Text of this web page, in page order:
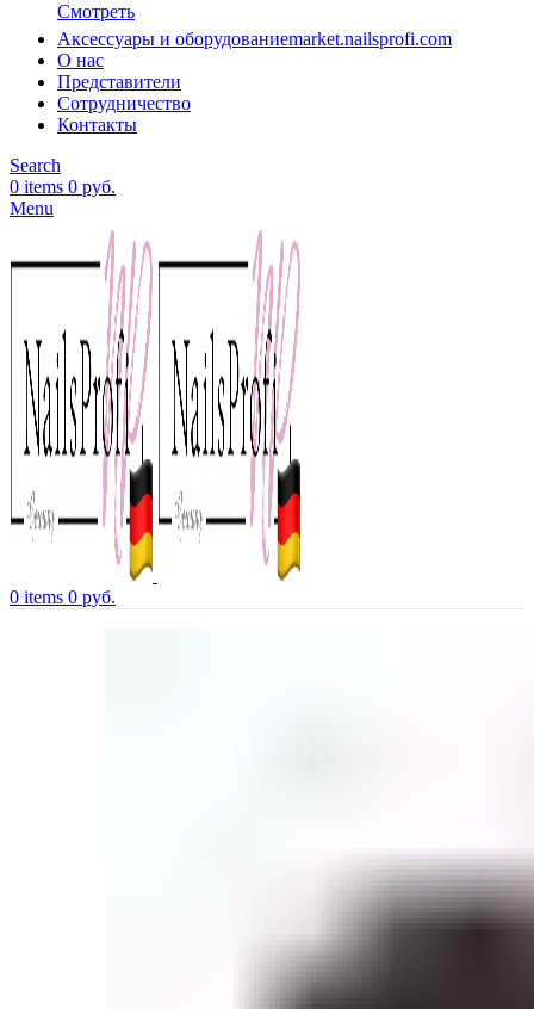
Смотреть
Аксессуары и оборудованиеmarket.nailsprofi.com
О нас
Представители
Сотрудничество
Контакты
Search
0 items 0 руб.
Menu
0 items 0 руб.